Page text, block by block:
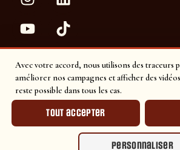
Avec votre accord, nous utilisons des traceurs
améliorer nos campagnes et afficher des
reste possible dans tous les cas.
Tout accepter
Personnaliser